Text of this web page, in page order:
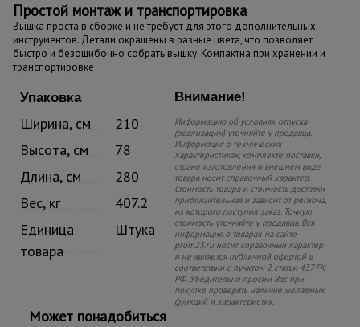
Простой монтаж и транспортировка
Вышка проста в сборке и не требует для этого дополнительных
инструментов. Детали окрашены в разные цвета, что позволяет
быстро и безошибочно собрать вышку. Компактна при хранении и
транспортировке
Упаковка
Ширина, см
210
Высота, см
78
Длина, см
280
Вес, кг
407.2
Единица
товара
Штука
Внимание!
Информацию об условиях отпуска
(реализации) уточняйте у продавца.
Информация о технических
характеристиках, комплекте поставки,
стране изготовления и внешнем виде
товара носит справочный характер.
Стоимость товара и стоимость доставки
приблизительная и зависит от региона,
из которого поступил заказ. Точную
стоимость уточняйте у продавца. Вся
информация о товарах на сайте
prom23.ru носит справочный характер
и не является публичной офертой в
соответствии с пунктом 2 статьи 437 ГК
РФ. Убедительно просим Вас при
покупке проверять наличие желаемых
функций и характеристик.
Может понадобиться